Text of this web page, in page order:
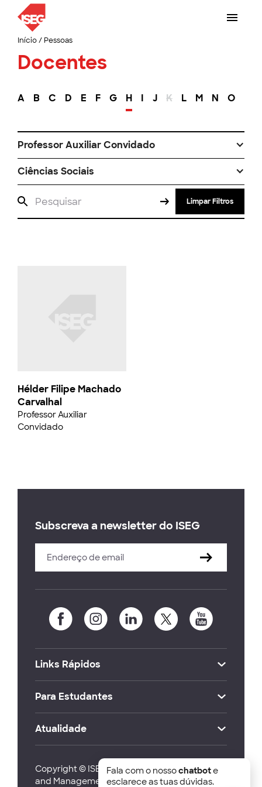
Início/ Pessoas
Docentes
A B C D E F G H I J K L M N O
Professor Auxiliar Convidado
Ciências Sociais
Limpar Filtros
Hélder Filipe Machado
Carvalhal
Professor Auxiliar
Convidado
Subscreva a newsletter do ISEG
Links Rápidos
Para Estudantes
Atualidade
Copyright © ISEG Lisbon School of Economics
and Management 2026
Fala com o nossochatbote
esclarece as tuas dúvidas.